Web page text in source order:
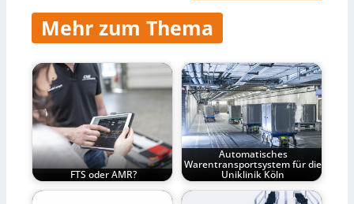
Mehr zum Thema
FTS oder AMR?
Automatisches
Warentransportsystem für die
Uniklinik Köln